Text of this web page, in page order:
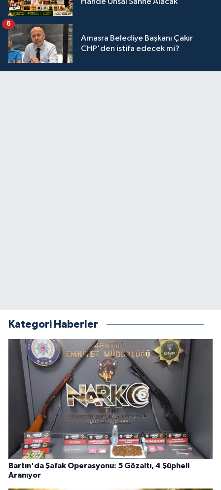
Amasra Belediye Başkanı Çakır
CHP'den istifa edecek mi?
6
Kategori Haberler
Bartın'da Şafak Operasyonu: 5 Gözaltı, 4 Şüpheli
Aranıyor